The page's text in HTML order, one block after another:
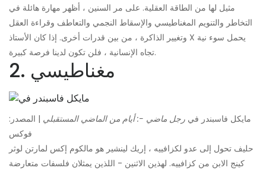
مثيل لها من الطاقة العقلية. على مر السنين ، أظهر مهارة هائلة في
التخاطر والتنويم المغناطيسي والإسقاط النجمي والتعاطف وقراءة العقل
وتغيير الذاكرة ، من بين قدرات أخرى. إذا كان الأستاذ X يحمل سوء نية
تجاه الإنسانية ، فلن تكون لدينا فرصة كبيرة.
2. مغناطيسي
مايكل فاسبندر في رجل ماضي -: أيام من الماضي المستقبلي | المصدر:
فوكس
حليف تحول إلى عدو لكزافييه ، إريك لينشير هو مالكوم إكس لمارتن لوثر
كينج الابن من كزافييه. لهذين الاثنين - اللذين يمثلان فلسفات متعارضة